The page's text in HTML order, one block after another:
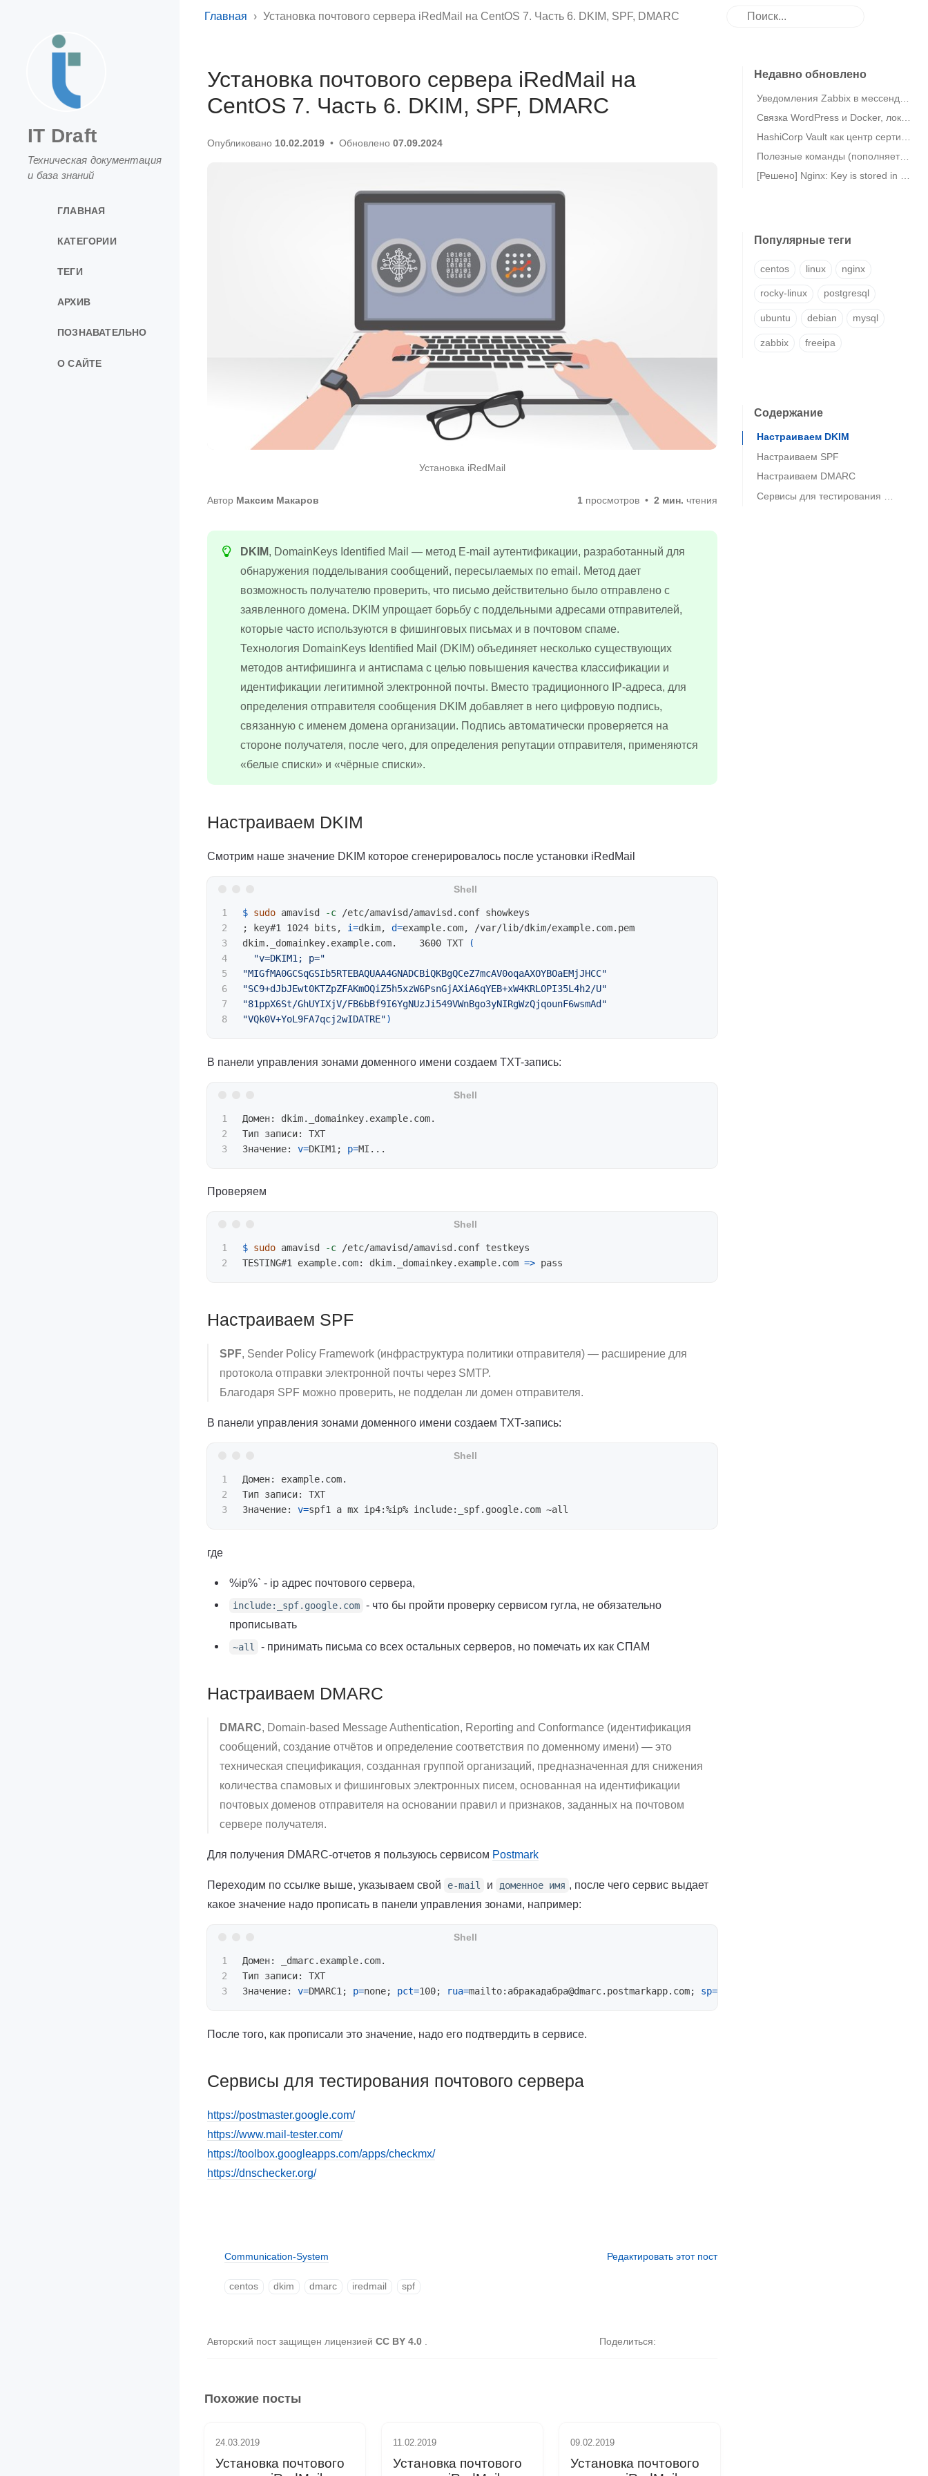
IT Draft
Техническая документация
и база знаний
ГЛАВНАЯ
КАТЕГОРИИ
ТЕГИ
АРХИВ
ПОЗНАВАТЕЛЬНО
О САЙТЕ
Главная Установка почтового сервера iRedMail на CentOS 7. Часть 6. DKIM, SPF, DMARC
Установка почтового сервера iRedMail на
CentOS 7. Часть 6. DKIM, SPF, DMARC
Опубликовано 10.02.2019 Обновлено 07.09.2024
Установка iRedMail
Автор Максим Макаров 1 просмотров 2 мин. чтения
DKIM, DomainKeys Identified Mail — метод E-mail аутентификации, разработанный для
обнаружения подделывания сообщений, пересылаемых по email. Метод дает
возможность получателю проверить, что письмо действительно было отправлено с
заявленного домена. DKIM упрощает борьбу с поддельными адресами отправителей,
которые часто используются в фишинговых письмах и в почтовом спаме.
Технология DomainKeys Identified Mail (DKIM) объединяет несколько существующих
методов антифишинга и антиспама с целью повышения качества классификации и
идентификации легитимной электронной почты. Вместо традиционного IP-адреса, для
определения отправителя сообщения DKIM добавляет в него цифровую подпись,
связанную с именем домена организации. Подпись автоматически проверяется на
стороне получателя, после чего, для определения репутации отправителя, применяются
«белые списки» и «чёрные списки».
Настраиваем DKIM
Смотрим наше значение DKIM которое сгенерировалось после установки iRedMail
1
2
3
4
5
6
7
$ sudo amavisd -c
;
key#1 1024 bits, i=dkim, d=example.com, /var/lib/dkim/example.com.pem
dkim._domainkey.example.com.	3600 TXT
(
"v=DKIM1; p="
"MIGfMA0GCSqGSIb5RTEBAQUAA4GNADCBiQKBgQCeZ7mcAV0oqaAXOYBOaEMjJHCC"
"SC9+dJbJEwt0KTZpZFAKmOQiZ5h5xzW6PsnGjAXiA6qYEB+xW4KRLOPI35L4h2/U"
"81ppX6St/GhUYIXjV/FB6bBf9I6YgNUzJi549VWnBgo3yNIRgWzQjqounF6wsmAd"
"VQk0V+YoL9FA7qcj2wIDATRE")
В панели управления зонами доменного имени создаем TXT-запись:
1
2
Домен: dkim._domainkey.example.com.
Тип записи: TXT
Значение: v=DKIM1 ; p=
Проверяем
1
$ sudo amavisd -c /etc/amavisd/amavisd.conf testkeys
TESTING#1 example.com: dkim._domainkey.example.com =>
Настраиваем SPF
SPF, Sender Policy Framework (инфраструктура политики отправителя) — расширение для
протокола отправки электронной почты через SMTP.
Благодаря SPF можно проверить, не подделан ли домен отправителя.
В панели управления зонами доменного имени создаем TXT-запись:
1
2
Домен: example.com.
Тип записи: TXT
Значение: v=
где
%ip%` - ip адрес почтового сервера,
include:_spf.google.com - что бы пройти проверку сервисом гугла, не обязательно
прописывать
~all - принимать письма со всех остальных серверов, но помечать их как СПАМ
Настраиваем DMARC
DMARC, Domain-based Message Authentication, Reporting and Conformance (идентификация
сообщений, создание отчётов и определение соответствия по доменному имени) — это
техническая спецификация, созданная группой организаций, предназначенная для снижения
количества спамовых и фишинговых электронных писем, основанная на идентификации
почтовых доменов отправителя на основании правил и признаков, заданных на почтовом
сервере получателя.
Для получения DMARC-отчетов я пользуюсь сервисом Postmark
Переходим по ссылке выше, указываем свой e-mail и доменное имя , после чего сервис выдает
какое значение надо прописать в панели управления зонами, например:
1
2
Домен: _dmarc.example.com.
Тип записи: TXT
Значение: v=DMARC1 ; p=none; pct=100; rua=mailto:абракадабра@dmarc.postmarkapp.com; sp=
После того, как прописали это значение, надо его подтвердить в сервисе.
Сервисы для тестирования почтового сервера
https://postmaster.google.com/
https://www.mail-tester.com/
https://toolbox.googleapps.com/apps/checkmx/
https://dnschecker.org/
Communication-System Редактировать этот пост
centos dkim dmarc iredmail spf
Авторский пост защищен лицензией CC BY 4.0 Поделиться
Недавно обновлено
Популярные теги
centos linux nginx
rocky-linux postgresql
ubuntu debian mysql
zabbix freeipa
Содержание
Настраиваем DKIM
Настраиваем SPF
Настраиваем DMARC
Сервисы для тестирования почтового сервера
Похожие посты
24.03.2019
Установка почтового
11.02.2019
Установка почтового
09.02.2019
Установка почтового